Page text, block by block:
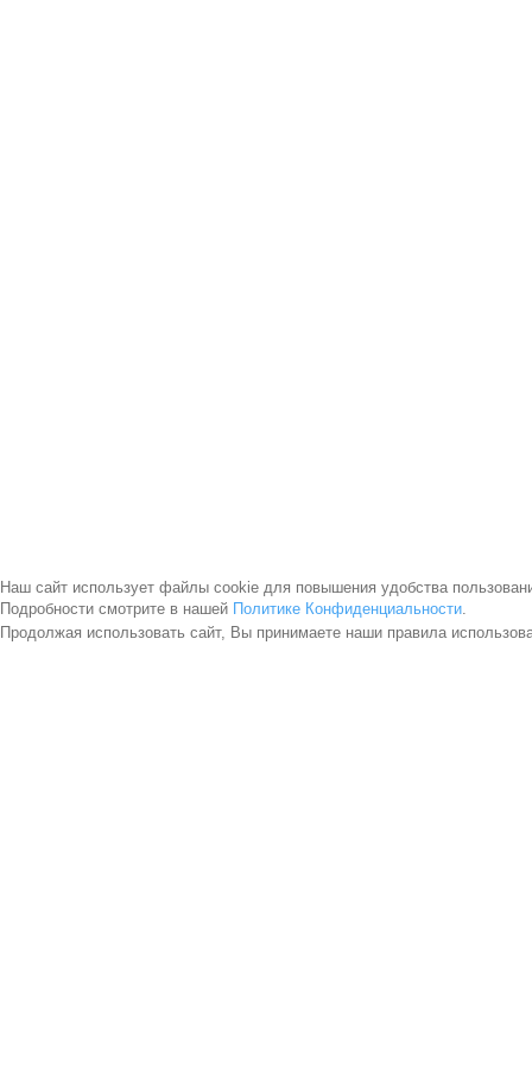
Наш сайт использует файлы cookie для повышения удобства
Подробности смотрите в нашей Политике Конфиденциальности.
Продолжая использовать сайт, Вы принимаете наши правила